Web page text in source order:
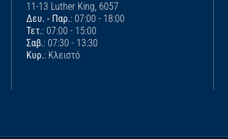
11-13 Luther King, 6057
Δευ. - Παρ.: 07:00 - 18:00
Τετ.: 07:00 - 15:00
Σαβ.: 07:30 - 13:30
Κυρ.: Κλειστό